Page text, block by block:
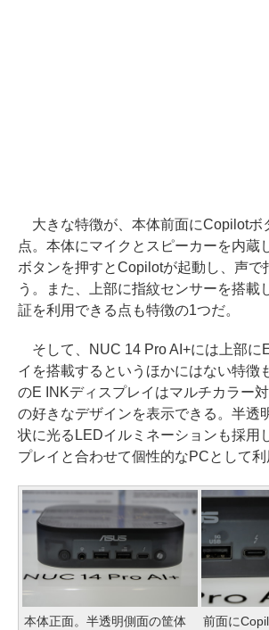
大きな特徴が、本体前面にCopilotボ
点。本体にマイクとスピーカーを内蔵
ボタンを押すとCopilotが起動し、声で
う。また、上部に指紋センサーを搭載
証を利用できる点も特徴の1つだ。
そして、NUC 14 Pro AI+には上部に
イを搭載するというほかにはない特徴
のE INKディスプレイはマルチカラー
の好きなデザインを表示できる。半透
状に光るLEDイルミネーションも採用
プレイと合わせて個性的なPCとして利
本体正面。半透明側面の筐体
前面に